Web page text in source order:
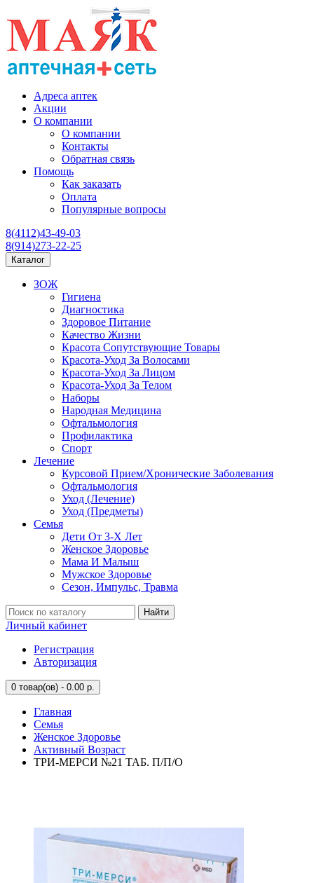
Адреса аптек
Акции
О компании
О компании
Контакты
Обратная связь
Помощь
Как заказать
Оплата
Популярные вопросы
8(4112)43-49-03
8(914)273-22-25
Каталог
ЗОЖ
Гигиена
Диагностика
Здоровое Питание
Качество Жизни
Красота Сопутствующие Товары
Красота-Уход За Волосами
Красота-Уход За Лицом
Красота-Уход За Телом
Наборы
Народная Медицина
Офтальмология
Профилактика
Спорт
Лечение
Курсовой Прием/Хронические Заболевания
Офтальмология
Уход (Лечение)
Уход (Предметы)
Семья
Дети От 3-Х Лет
Женское Здоровье
Мама И Малыш
Мужское Здоровье
Сезон, Импульс, Травма
Найти
Личный кабинет
Регистрация
Авторизация
0 товар(ов) - 0.00 р.
Главная
Семья
Женское Здоровье
Активный Возраст
ТРИ-МЕРСИ №21 ТАБ. П/П/О